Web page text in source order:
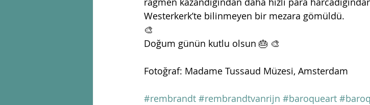
Westerkerk’te bilinmeyen bir mezara gömüldü.
🎨
Doğum günün kutlu olsun 🎂 🎨
Fotoğraf: Madame Tussaud Müzesi, Amsterdam
#rembrandt #rembrandtvanrijn #baroqueart